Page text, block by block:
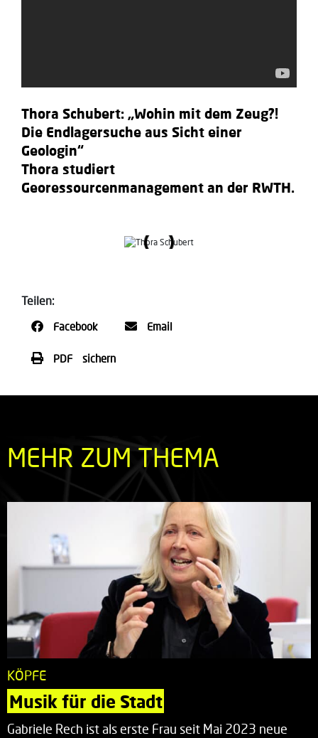
Thora Schubert: „Wohin mit dem Zeug?!
Die Endlagersuche aus Sicht einer
Geologin“
Thora studiert
Georessourcenmanagement an der RWTH.
Teilen:
Facebook Email
PDF sichern
MEHR ZUM THEMA
KÖPFE
Musik für die Stadt
Gabriele Rech ist als erste Frau seit Mai 2023 neue